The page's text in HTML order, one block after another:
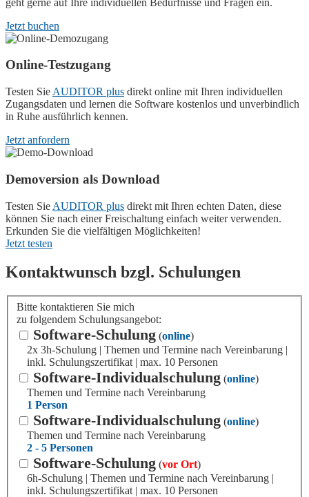
Jetzt buchen
Online-Testzugang
Testen Sie AUDITOR plus direkt online mit Ihren individuellen
Zugangsdaten und lernen die Software kostenlos und unverbindlich
in Ruhe ausführlich kennen.
Jetzt anfordern
Demoversion als Download
Testen Sie AUDITOR plus direkt mit Ihren echten Daten, diese
können Sie nach einer Freischaltung einfach weiter verwenden.
Erkunden Sie die vielfältigen Möglichkeiten!
Jetzt testen
Kontaktwunsch bzgl. Schulungen
Bitte kontaktieren Sie mich
zu folgendem Schulungsangebot:
Software-Schulung (online)
2x 3h-Schulung | Themen und Termine nach Vereinbarung |
inkl. Schulungszertifikat | max. 10 Personen
Software-Individualschulung (online)
Themen und Termine nach Vereinbarung
1 Person
Software-Individualschulung (online)
Themen und Termine nach Vereinbarung
2 - 5 Personen
Software-Schulung (vor Ort)
6h-Schulung | Themen und Termine nach Vereinbarung |
inkl. Schulungszertifikat | max. 10 Personen